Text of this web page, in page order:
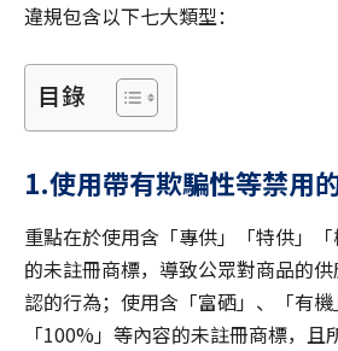
違規包含以下七大類型：
目錄
1.使用帶有欺騙性等禁用
重點在於使用含「專供」「特供」
的未註冊商標，導致公眾對商品的
認的行為；使用含「富硒」、「有機
「100%」等內容的未註冊商標，且